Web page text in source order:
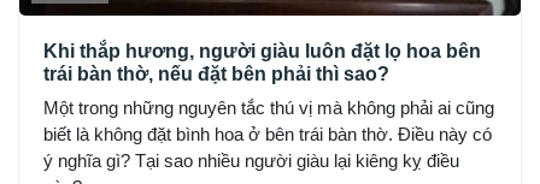
Khi thắp hương, người giàu luôn đặt lọ hoa bên
trái bàn thờ, nếu đặt bên phải thì sao?
Một trong những nguyên tắc thú vị mà không phải ai cũng
biết là không đặt bình hoa ở bên trái bàn thờ. Điều này có
ý nghĩa gì? Tại sao nhiều người giàu lại kiêng kỵ điều